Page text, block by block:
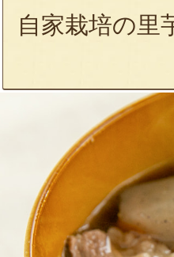
自家栽培の里